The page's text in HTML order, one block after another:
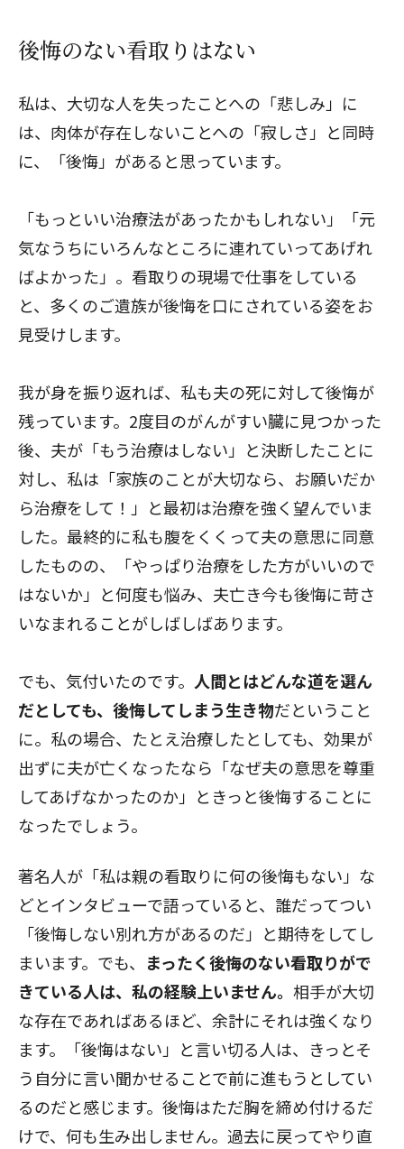
後悔のない看取りはない
私は、大切な人を失ったことへの「悲しみ」に
は、肉体が存在しないことへの「寂しさ」と同時
に、「後悔」があると思っています。
「もっといい治療法があったかもしれない」「元
気なうちにいろんなところに連れていってあげれ
ばよかった」。看取りの現場で仕事をしている
と、多くのご遺族が後悔を口にされている姿をお
見受けします。
我が身を振り返れば、私も夫の死に対して後悔が
残っています。2度目のがんがすい臓に見つかった
後、夫が「もう治療はしない」と決断したことに
対し、私は「家族のことが大切なら、お願いだか
ら治療をして！」と最初は治療を強く望んでいま
した。最終的に私も腹をくくって夫の意思に同意
したものの、「やっぱり治療をした方がいいので
はないか」と何度も悩み、夫亡き今も後悔に苛さ
いなまれることがしばしばあります。
でも、気付いたのです。 人間とはどんな道を選ん
だとしても、後悔してしまう生き物だということ
に。私の場合、たとえ治療したとしても、効果が
出ずに夫が亡くなったなら「なぜ夫の意思を尊重
してあげなかったのか」ときっと後悔することに
なったでしょう。
著名人が「私は親の看取りに何の後悔もない」な
どとインタビューで語っていると、誰だってつい
「後悔しない別れ方があるのだ」と期待をしてし
まいます。でも、 まったく後悔のない看取りがで
きている人は、私の経験上いません。 相手が大切
な存在であればあるほど、余計にそれは強くなり
ます。「後悔はない」と言い切る人は、きっとそ
う自分に言い聞かせることで前に進もうとしてい
るのだと感じます。後悔はただ胸を締め付けるだ
けで、何も生み出しません。過去に戻ってやり直